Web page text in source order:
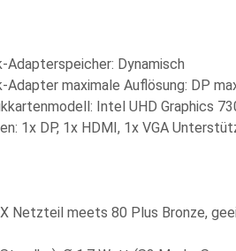
Adapterspeicher: Dynamisch
maximale Auflösung: DP
Intel UHD Graphics
1x DP, 1x HDMI, 1x VGA
Netzteil meets 80 Plus Bronze,